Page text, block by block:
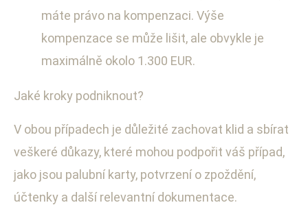
máte právo na kompenzaci. Výše
kompenzace se může lišit, ale obvykle je
maximálně okolo 1.300 EUR.
Jaké kroky podniknout?
V obou případech je důležité zachovat klid a sbírat
veškeré důkazy, které mohou podpořit váš případ,
jako jsou palubní karty, potvrzení o zpoždění,
účtenky a další relevantní dokumentace.